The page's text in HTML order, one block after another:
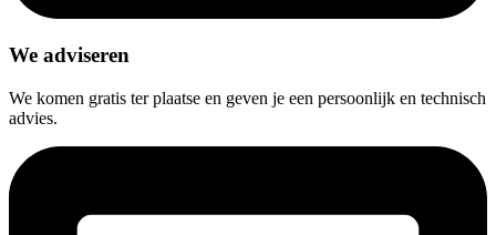
We adviseren
We komen gratis ter plaatse en geven je een persoonlijk en technisch
advies.